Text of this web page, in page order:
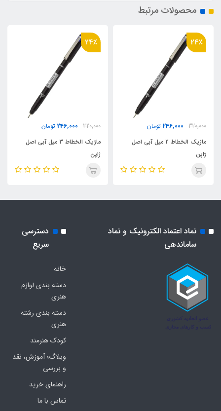
محصولات مرتبط
24٪
320,000
246,000 تومان
ماژیک الخطاط 2 میل آبی اصل
ژاپن
24٪
320,000
246,000 تومان
ماژیک الخطاط ۳ میل آبی اصل
ژاپن
نماد اعتماد الکترونیک و نماد
ساماندهی
دسترسی
سریع
خانه
دسته بندی لوازم
هنری
دسته بندی رشته
هنری
کودک هنرمند
وبلاگ؛ آموزش، نقد
و بررسی
راهنمای خرید
تماس با ما